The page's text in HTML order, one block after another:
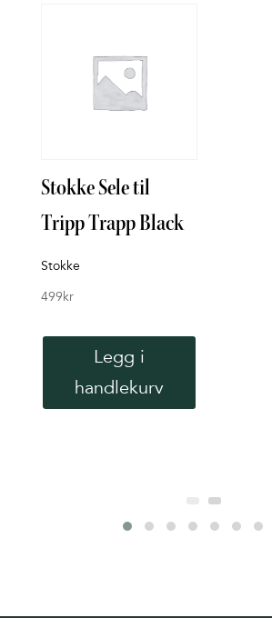
Stokke Sele til
Tripp Trapp Black
Stokke
499kr
Legg i
handlekurv